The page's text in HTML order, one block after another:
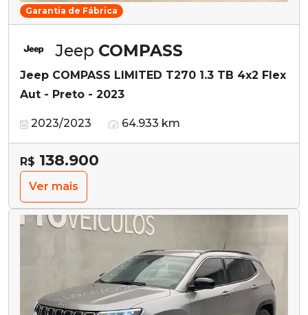
Garantia de Fábrica
Jeep COMPASS
Jeep COMPASS LIMITED T270 1.3 TB 4x2 Flex
Aut - Preto - 2023
2023/2023 64.933 km
R$ 138.900
Ver mais